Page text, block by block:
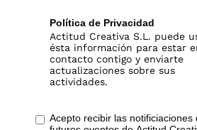
Política de Privacidad
Actitud Creativa S.L. puede
ésta información para estar
contacto contigo y enviarte
actualizaciones sobre sus
actividades.
Acepto recibir las notificiaciones
Trabajos
Metodologías
Cursos
Comunidad